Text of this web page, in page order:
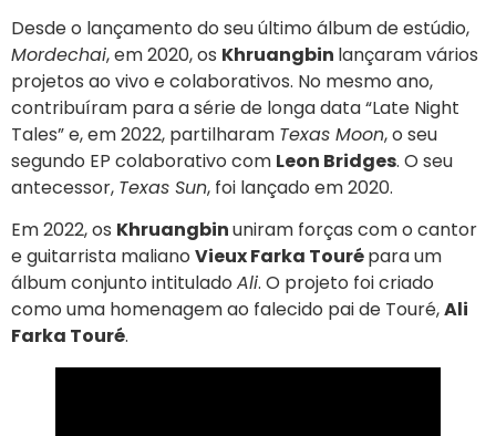
Desde o lançamento do seu último álbum de estúdio,
Mordechai, em 2020, os Khruangbin lançaram vários
projetos ao vivo e colaborativos. No mesmo ano,
contribuíram para a série de longa data “Late Night
Tales” e, em 2022, partilharam Texas Moon, o seu
segundo EP colaborativo com Leon Bridges. O seu
antecessor, Texas Sun, foi lançado em 2020.
Em 2022, os Khruangbinuniram forças com o cantor
e guitarrista maliano Vieux Farka Tourépara um
álbum conjunto intitulado Ali. O projeto foi criado
como uma homenagem ao falecido pai de Touré,Ali
Farka Touré.